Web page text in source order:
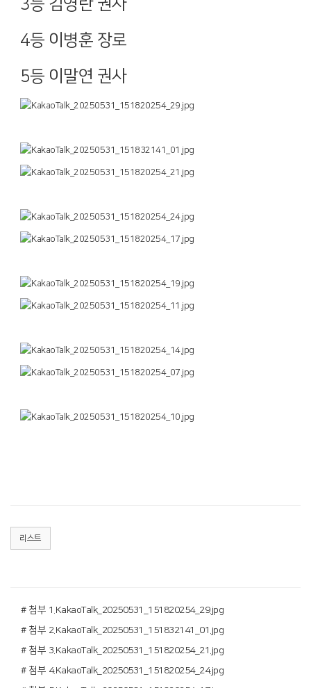
3등 김영란 권사
4등 이병훈 장로
5등 이말연 권사
리스트
# 첨부 1.KakaoTalk_20250531_151820254_29.jpg
# 첨부 2.KakaoTalk_20250531_151832141_01.jpg
# 첨부 3.KakaoTalk_20250531_151820254_21.jpg
# 첨부 4.KakaoTalk_20250531_151820254_24.jpg